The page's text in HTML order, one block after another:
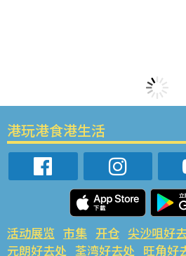
港玩港食港生活
活动展览 市集 开仓 尖沙咀好
元朗好去处 荃湾好去处 旺角好